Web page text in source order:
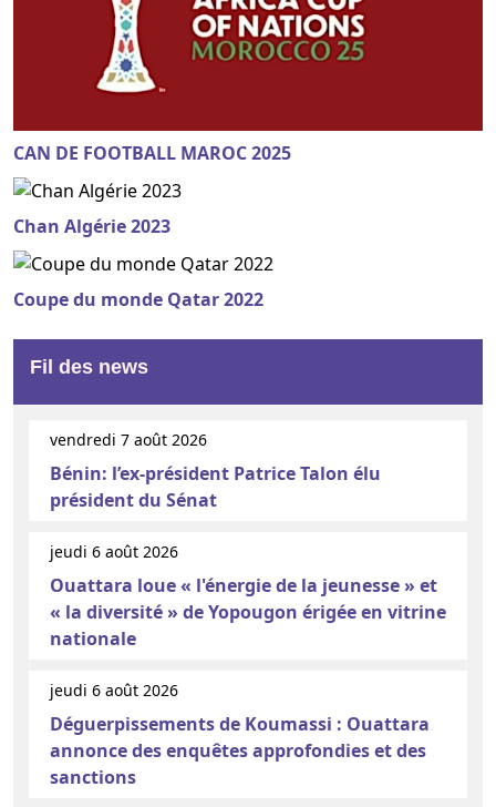
CAN DE FOOTBALL MAROC 2025
Chan Algérie 2023
Coupe du monde Qatar 2022
Fil des news
vendredi 7 août 2026
Bénin: l’ex-président Patrice Talon élu
président du Sénat
jeudi 6 août 2026
Ouattara loue « l'énergie de la jeunesse » et
« la diversité » de Yopougon érigée en vitrine
nationale
jeudi 6 août 2026
Déguerpissements de Koumassi : Ouattara
annonce des enquêtes approfondies et des
sanctions